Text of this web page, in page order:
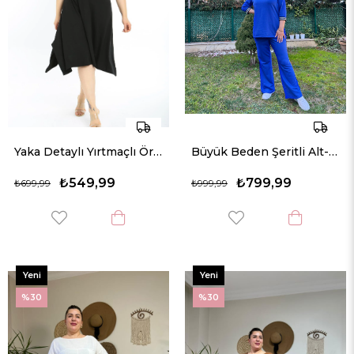
Yaka Detaylı Yırtmaçlı Örme Rahat Kalıp Elbise
₺549,99
₺699,99
Büyük Beden Şeritli Alt-Üst Örme Takım
₺799,99
₺999,99
Yeni
Ürün
%30
Yeni
Ürün
%30